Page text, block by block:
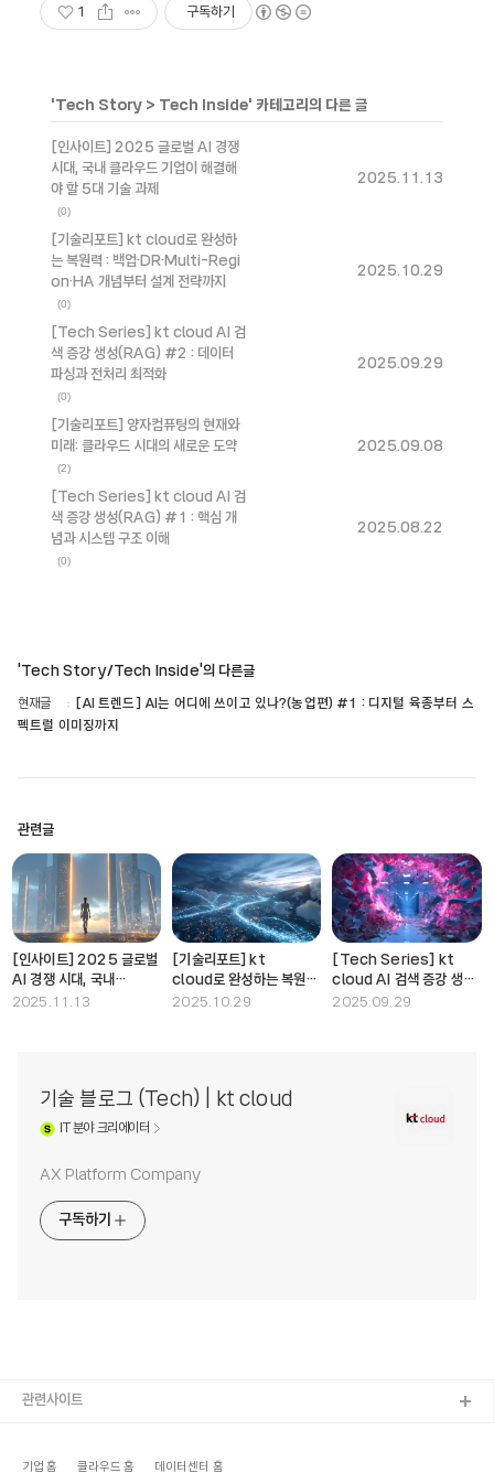
1 구독하기
'Tech Story > Tech Inside' 카테고리의 다른 글
[인사이트] 2025 글로벌 AI 경쟁
시대, 국내 클라우드 기업이 해결해
야 할 5대 기술 과제
(0)
2025.11.13
[기술리포트] kt cloud로 완성하
는 복원력 : 백업·DR·Multi-Regi
on·HA 개념부터 설계 전략까지
(0)
2025.10.29
[Tech Series] kt cloud AI 검
색 증강 생성(RAG) #2 : 데이터
파싱과 전처리 최적화
(0)
2025.09.29
[기술리포트] 양자컴퓨팅의 현재와
미래: 클라우드 시대의 새로운 도약
(2)
2025.09.08
[Tech Series] kt cloud AI 검
색 증강 생성(RAG) #1 : 핵심 개
념과 시스템 구조 이해
(0)
2025.08.22
'Tech Story/Tech Inside'의 다른글
현재글
[AI 트렌드] AI는 어디에 쓰이고 있나?(농업편) #1 : 디지털 육종부터 스
펙트럴 이미징까지
관련글
[인사이트] 2025 글로벌
AI 경쟁 시대, 국내
클라우드 기업이 해결해야
2025.11.13
[기술리포트] kt
cloud로 완성하는 복원력
: 백업·DR·Multi-
2025.10.29
[Tech Series] kt
cloud AI 검색 증강 생성
(RAG) #2 : 데이터
2025.09.29
기술 블로그 (Tech) | kt cloud
IT분야 크리에이터
AX Platform Company
구독하기
기업 홈 클라우드 홈 데이터센터 홈
관련사이트